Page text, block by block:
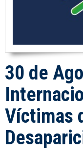
30 de
Víctimas